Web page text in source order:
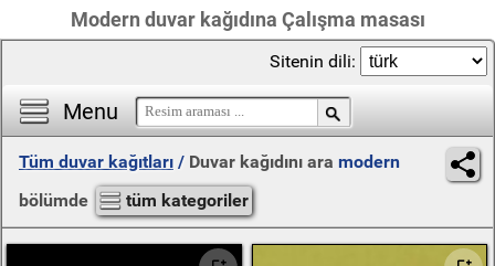
Modern duvar kağıdına Çalışma masası
Menu
Sitenin dili:
Tüm duvar kağıtları / Duvar kağıdını ara modern
bölümde
tüm kategoriler